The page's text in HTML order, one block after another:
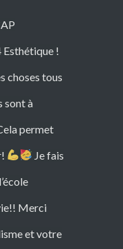
aux
formation